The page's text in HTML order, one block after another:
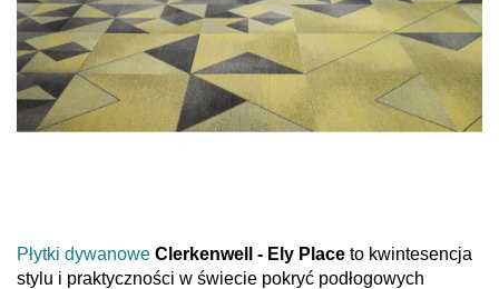
Płytki dywanowe Clerkenwell - Ely Place to kwintesencja
stylu i praktyczności w świecie pokryć podłogowych